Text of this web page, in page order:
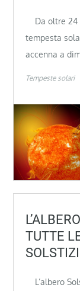
Da oltre 24
tempesta
accenna a
Tempeste solari
TUTTE
L’albero